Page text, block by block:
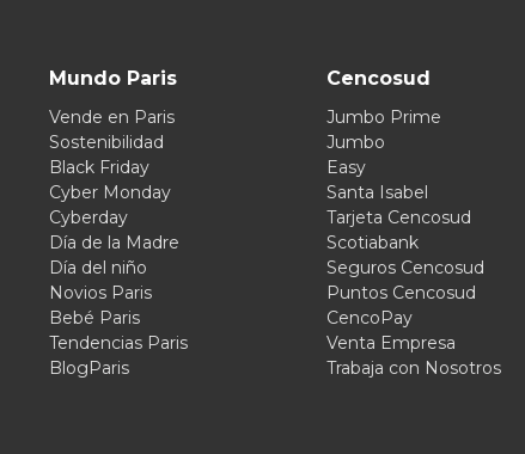
Mundo Paris
Vende en Paris
Sostenibilidad
Black Friday
Cyber Monday
Cyberday
Día de la Madre
Día del niño
Novios Paris
Bebé Paris
Tendencias Paris
BlogParis
Cencosud
Jumbo Prime
Jumbo
Easy
Santa Isabel
Tarjeta Cencosud
Scotiabank
Seguros Cencosud
Puntos Cencosud
CencoPay
Venta Empresa
Trabaja con Nosotros